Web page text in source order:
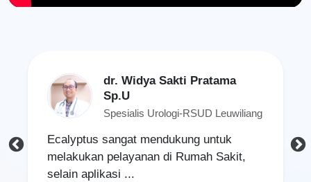
dr. Widya Sakti Pratama
Sp.U
Spesialis Urologi-RSUD Leuwiliang
Ecalyptus sangat mendukung untuk
melakukan pelayanan di Rumah Sakit,
selain aplikasi ...